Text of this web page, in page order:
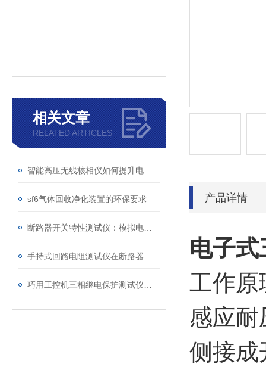
相关文章
RELATED ARTICLES
sf6气体回收净化装置的环保要求 产品详情
电子
工作原
感应耐
侧接成